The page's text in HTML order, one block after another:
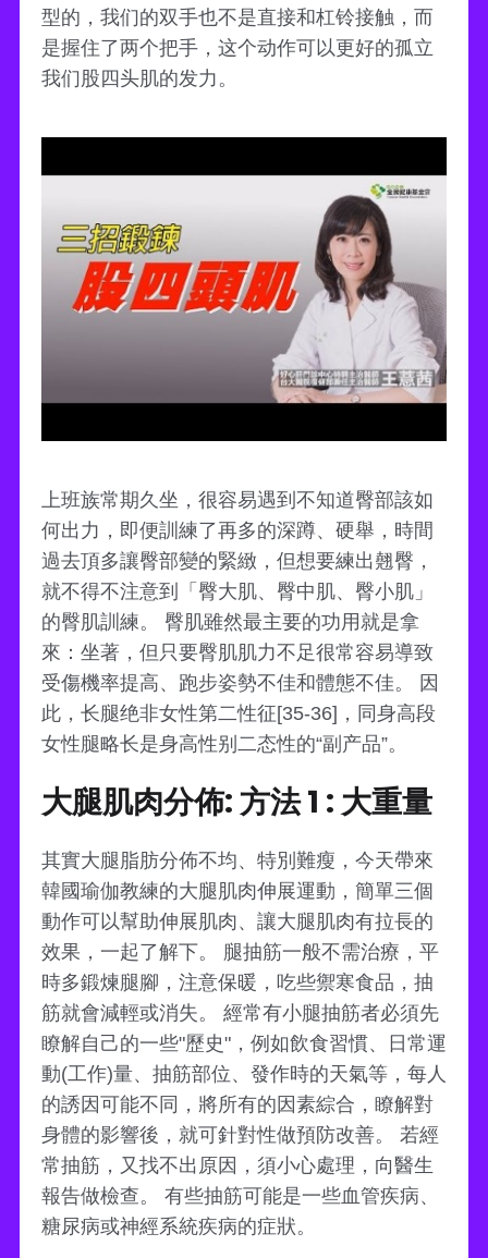
型的，我们的双手也不是直接和杠铃接触，而
是握住了两个把手，这个动作可以更好的孤立
我们股四头肌的发力。
上班族常期久坐，很容易遇到不知道臀部該如
何出力，即便訓練了再多的深蹲、硬舉，時間
過去頂多讓臀部變的緊緻，但想要練出翹臀，
就不得不注意到「臀大肌、臀中肌、臀小肌」
的臀肌訓練。 臀肌雖然最主要的功用就是拿
來：坐著，但只要臀肌肌力不足很常容易導致
受傷機率提高、跑步姿勢不佳和體態不佳。 因
此，长腿绝非女性第二性征[35-36]，同身高段
女性腿略长是身高性别二态性的“副产品”。
大腿肌肉分佈: 方法 1 : 大重量
其實大腿脂肪分佈不均、特別難瘦，今天帶來
韓國瑜伽教練的大腿肌肉伸展運動，簡單三個
動作可以幫助伸展肌肉、讓大腿肌肉有拉長的
效果，一起了解下。 腿抽筋一般不需治療，平
時多鍛煉腿腳，注意保暖，吃些禦寒食品，抽
筋就會減輕或消失。 經常有小腿抽筋者必須先
瞭解自己的一些"歷史"，例如飲食習慣、日常運
動(工作)量、抽筋部位、發作時的天氣等，每人
的誘因可能不同，將所有的因素綜合，瞭解對
身體的影響後，就可針對性做預防改善。 若經
常抽筋，又找不出原因，須小心處理，向醫生
報告做檢查。 有些抽筋可能是一些血管疾病、
糖尿病或神經系統疾病的症狀。